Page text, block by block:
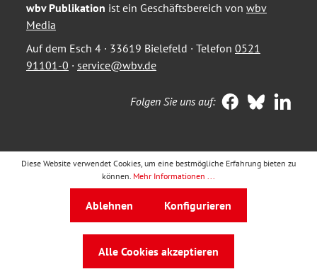
wbv Publikation ist ein Geschäftsbereich von wbv
Media
Auf dem Esch 4 · 33619 Bielefeld · Telefon 0521
91101-0 · service@wbv.de
Folgen Sie uns auf:
Diese Website verwendet Cookies, um eine bestmögliche Erfahrung bieten zu
können. Mehr Informationen ...
Ablehnen Konfigurieren
Alle Cookies akzeptieren